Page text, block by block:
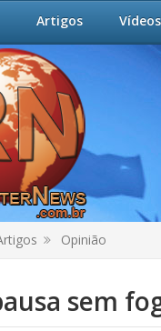
Artigos Vídeos
Opinião
sem